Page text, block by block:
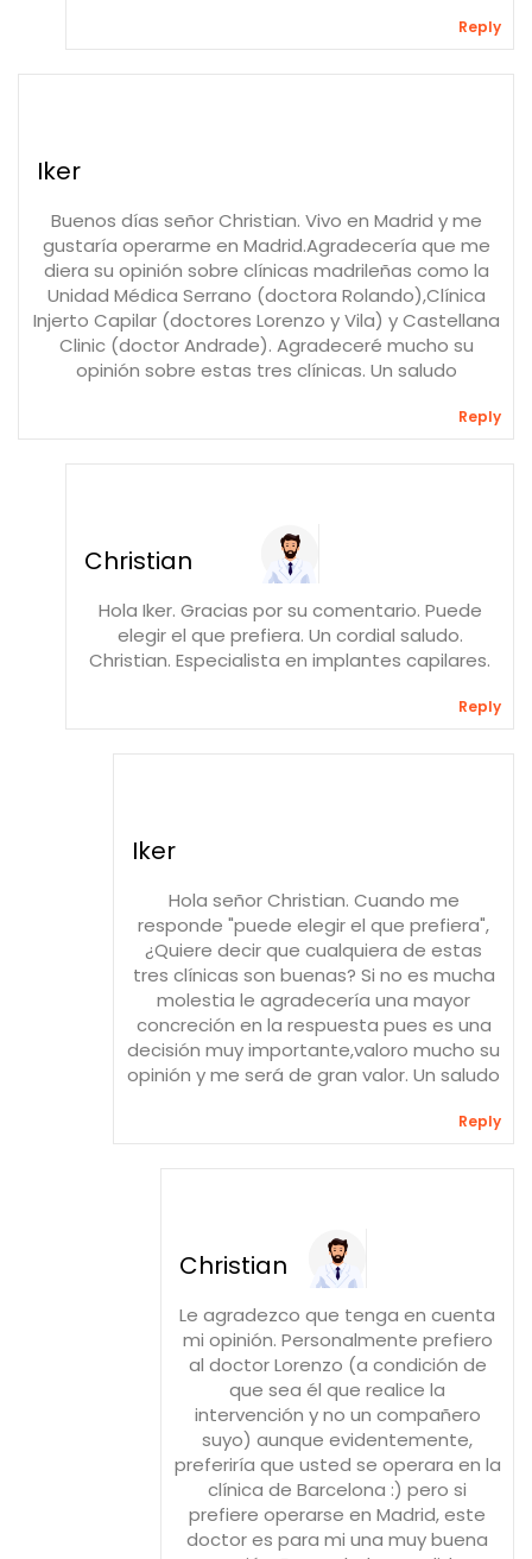
Reply
Iker
Buenos días señor Christian. Vivo en Madrid y me
gustaría operarme en Madrid.Agradecería que me
diera su opinión sobre clínicas madrileñas como la
Unidad Médica Serrano (doctora Rolando),Clínica
Injerto Capilar (doctores Lorenzo y Vila) y Castellana
Clinic (doctor Andrade). Agradeceré mucho su
opinión sobre estas tres clínicas. Un saludo
Reply
Christian
Hola Iker. Gracias por su comentario. Puede
elegir el que prefiera. Un cordial saludo.
Christian. Especialista en implantes capilares.
Reply
Iker
Hola señor Christian. Cuando me
responde "puede elegir el que prefiera",
¿Quiere decir que cualquiera de estas
tres clínicas son buenas? Si no es mucha
molestia le agradecería una mayor
concreción en la respuesta pues es una
decisión muy importante,valoro mucho su
opinión y me será de gran valor. Un saludo
Reply
Christian
Le agradezco que tenga en cuenta
mi opinión. Personalmente prefiero
al doctor Lorenzo (a condición de
que sea él que realice la
intervención y no un compañero
suyo) aunque evidentemente,
preferiría que usted se operara en la
clínica de Barcelona :) pero si
prefiere operarse en Madrid, este
doctor es para mi una muy buena